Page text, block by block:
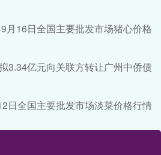
月16日全国主要批发市场猪心价格
3.34亿元向关联方转让广州中侨债
日全国主要批发市场淡菜价格行情